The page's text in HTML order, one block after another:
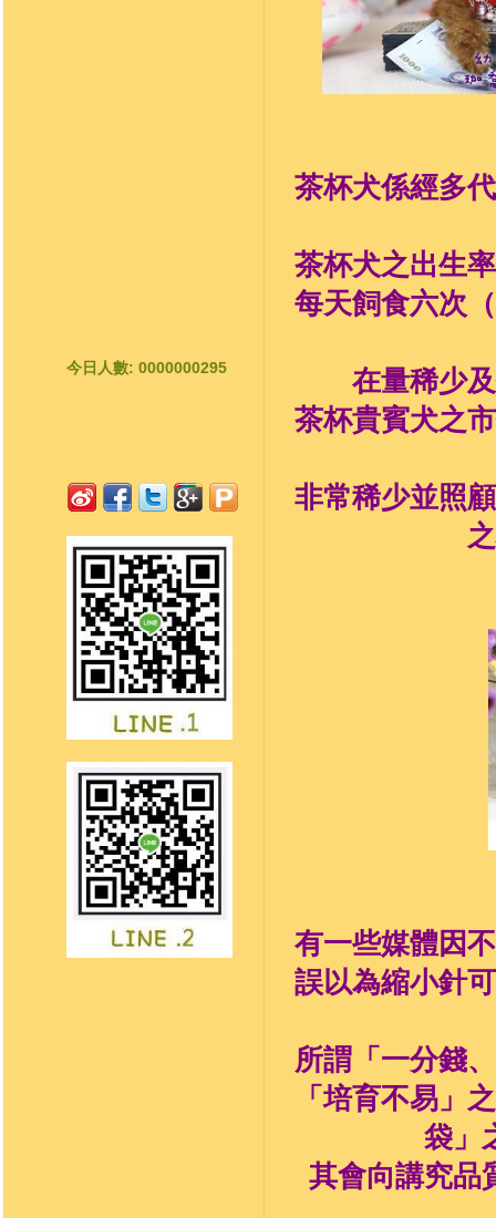
今日人數: 0000000295
茶杯犬係經多
茶杯犬之出生
每天飼食六次
在量稀少
茶杯貴賓犬之
非常稀少並照
有一些媒體因
誤以為縮小針
所謂「一分錢
「培育不易」
袋」
其會向講究品